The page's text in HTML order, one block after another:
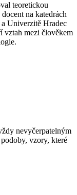
teoretickou
na katedrách
Univerzitě Hradec
vztah mezi člověkem
nevyčerpatelným
vzory, které